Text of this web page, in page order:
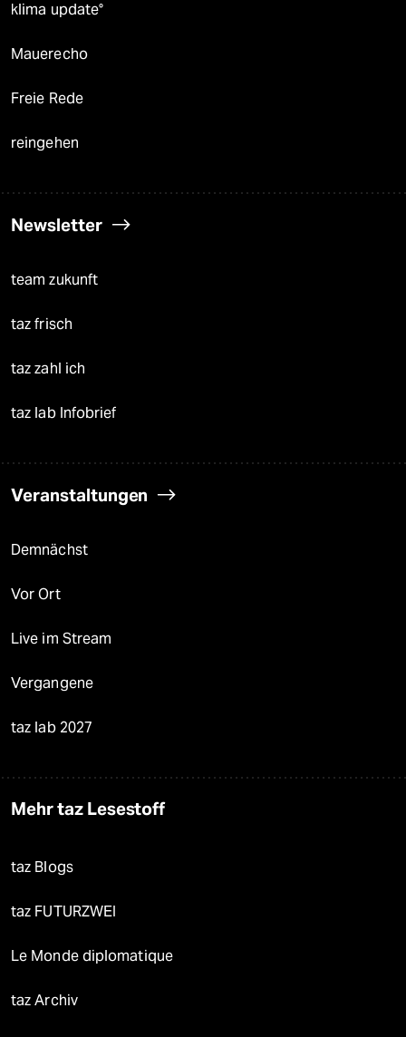
klima update°
Mauerecho
Freie Rede
reingehen
Newsletter
team zukunft
taz frisch
taz zahl ich
taz lab Infobrief
Veranstaltungen
Demnächst
Vor Ort
Live im Stream
Vergangene
taz lab 2027
Mehr taz Lesestoff
taz Blogs
taz FUTURZWEI
Le Monde diplomatique
taz Archiv